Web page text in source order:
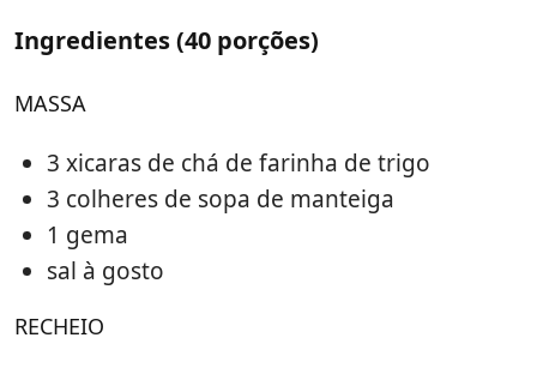
Ingredientes (40 porções)
MASSA
3 xicaras de chá de farinha de trigo
3 colheres de sopa de manteiga
1 gema
sal à gosto
RECHEIO